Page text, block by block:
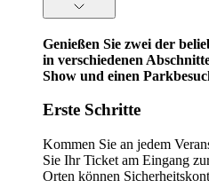
Genießen Sie zwei der
in verschiedenen
Show und einen
Erste Schritte
Kommen Sie an jedem
Sie Ihr Ticket am Eingang
Orten können